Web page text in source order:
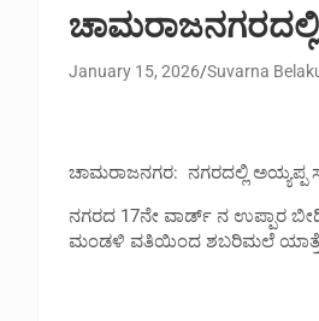
January 15, 2026 Suvarna
ಚಾಮರಾಜನಗರ: ನಗರದಲ್ಲಿ ಅಯ್ಯಪ್ಪ
ನಗರದ 17ನೇ ವಾರ್ಡ್ ನ ಉಪ್ಪಾರ
ಮಂಡಳಿ ವತಿಯಿಂದ ಶಬರಿಮಲೆ ಯಾತ್ರೆ